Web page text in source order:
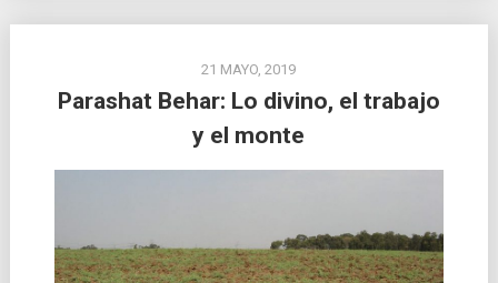
21 MAYO, 2019
Parashat Behar: Lo divino, el trabajo
y el monte